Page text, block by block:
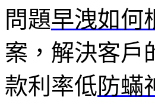
問題早洩如何
案，解決客戶
款利率低防蟎